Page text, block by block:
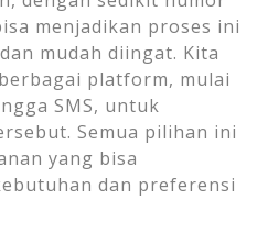
menjadikan proses ini
mudah diingat. Kita
platform, mulai
SMS, untuk
Semua pilihan ini
yang bisa
dan preferensi